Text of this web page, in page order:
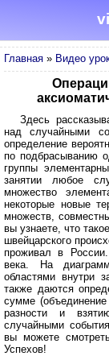
Главная » Видео
Здесь
над случайными
определение
по подбрасыванию
группы
занятии любое
множество
некоторые новые
множеств,
вы узнаете, что
швейцарского
проживал в
века. На
областями внутри
также даются
сумме
разности и
случайными
вы можете
Успехов!